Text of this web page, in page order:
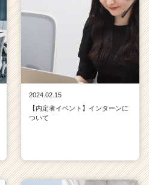
2024.02.15
【内定者イベント】インターンに
ついて